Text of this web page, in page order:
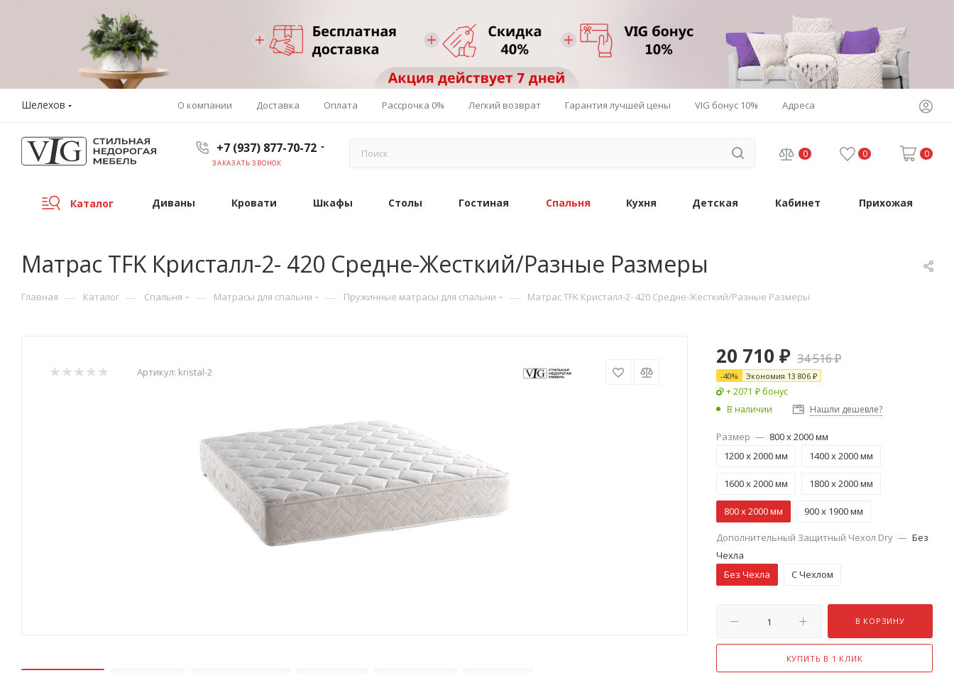
Шелехов О компании Доставка Оплата Рассрочка 0% Легкий возврат Гарантия лучшей цены VIG бонус 10% Адреса
+7 (937) 877-70-72
ЗАКАЗАТЬ ЗВОНОК
0 0 0
Каталог Диваны Кровати Шкафы Столы Гостиная Спальня Кухня Детская Кабинет Прихожая
Матрас TFK Кристалл-2- 420 Средне-Жесткий/Разные Размеры
Главная — Каталог — Спальня — Матрасы для спальни — Пружинные матрасы для спальни — Матрас TFK Кристалл-2- 420 Средне-Жесткий/Разные Размеры
Артикул: kristal-2
20 710 ₽ 34 516₽
-40% Экономия 13 806 ₽
+ 2071 ₽ бонус
В наличии
Нашли дешевле?
Размер — 800 x 2000 мм
1200 x 2000 мм
1400 x 2000 мм
1600 x 2000 мм 1800 x 2000 мм
800 x 2000 мм 900 x 1900 мм
Дополнительный Защитный Чехол Dry — Без
Чехла
Без Чехла
С Чехлом
В КОРЗИНУ
КУПИТЬ В 1 КЛИК